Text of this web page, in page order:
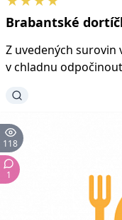
Brabantské
Z uvedených
v chladnu
118
1